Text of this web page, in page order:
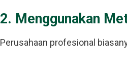
2. Menggunakan
Perusahaan profesional